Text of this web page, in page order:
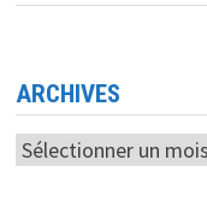
ARCHIVES
Archives